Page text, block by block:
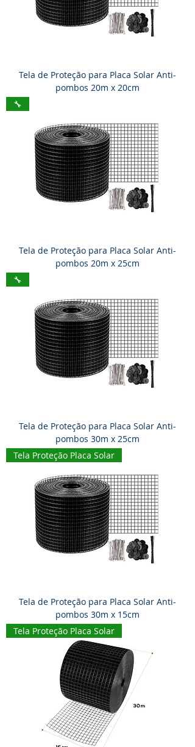
Tela de Proteção para Placa Solar Anti-
pombos 20m x 20cm
🔧
Tela de Proteção para Placa Solar Anti-
pombos 20m x 25cm
🔧
Tela de Proteção para Placa Solar Anti-
pombos 30m x 25cm
Tela Proteção Placa Solar
Tela de Proteção para Placa Solar Anti-
pombos 30m x 15cm
Tela Proteção Placa Solar